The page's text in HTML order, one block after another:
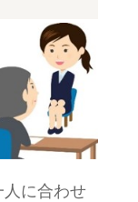
に合わせ